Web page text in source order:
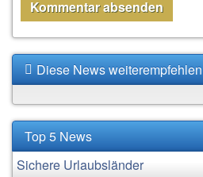
Diese News weiterempfehlen
Top 5 News
Sichere Urlaubsländer